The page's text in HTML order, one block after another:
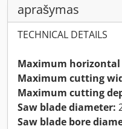
aprašymas
TECHNICAL DETAILS
Maximum
Maximum cutting
Maximum cutting
Saw blade diameter:
Saw blade bore